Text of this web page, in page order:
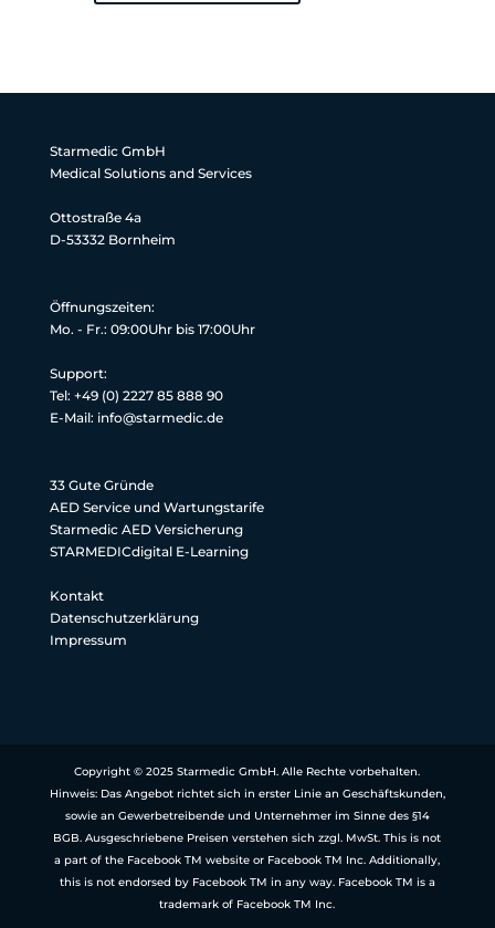
Starmedic GmbH
Medical Solutions and Services
Ottostraße 4a
D-53332 Bornheim
Öffnungszeiten:
Mo. - Fr.: 09:00Uhr bis 17:00Uhr
Support:
Tel: +49 (0) 2227 85 888 90
E-Mail: info@starmedic.de
33 Gute Gründe
AED Service und Wartungstarife
Starmedic AED Versicherung
STARMEDICdigital E-Learning
Kontakt
Datenschutzerklärung
Impressum
Copyright © 2025 Starmedic GmbH. Alle Rechte vorbehalten.
Hinweis: Das Angebot richtet sich in erster Linie an Geschäftskunden,
sowie an Gewerbetreibende und Unternehmer im Sinne des §14
BGB. Ausgeschriebene Preisen verstehen sich zzgl. MwSt. This is not
a part of the Facebook TM website or Facebook TM Inc. Additionally,
this is not endorsed by Facebook TM in any way. Facebook TM is a
trademark of Facebook TM Inc.